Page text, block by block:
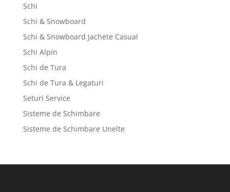
Schi
Schi & Snowboard
Schi & Snowboard Jachete Casual
Schi Alpin
Schi de Tura
Schi de Tura & Legaturi
Seturi Service
Sisteme de Schimbare
Sisteme de Schimbare Unelte